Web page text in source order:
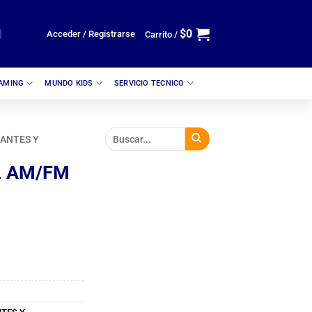
Acceder / Registrarse Carrito / $0
MUNDO KIDS SERVICIO TECNICO
Y
AM/FM